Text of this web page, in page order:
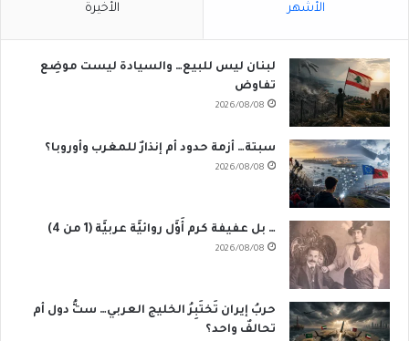
الأشهر الأخيرة
لبنان ليس للبيع… والسيادة ليست موضِع
تفاوض
2026/08/08
سبتة… أزمة حدود أم إنذارٌ للمغرب وأوروبا؟
2026/08/08
… بل عفيفة كرم أَوَّل روائيَّة عربيَّة (1 من 4)
2026/08/08
حربُ إيران تَختَبِرُ الخليج العربي… ستُّ دول أم
تحالفٌ واحد؟